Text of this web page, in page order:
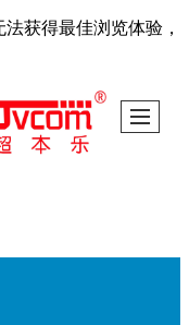
获得最佳浏览体验，